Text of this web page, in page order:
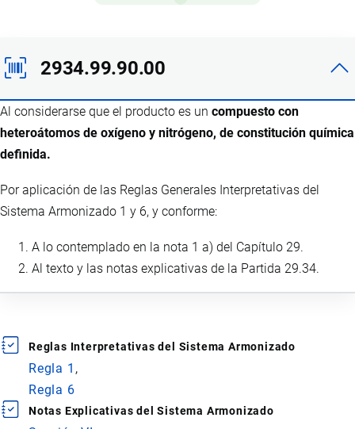
2934.99.90.00
Al considerarse que el producto es un compuesto con
heteroátomos de oxígeno y nitrógeno, de constitución química
definida.
Por aplicación de las Reglas Generales Interpretativas del
Sistema Armonizado 1 y 6, y conforme:
A lo contemplado en la nota 1 a) del Capítulo 29.
Al texto y las notas explicativas de la Partida 29.34.
Reglas Interpretativas del Sistema Armonizado
Regla 1
Regla 6
Notas Explicativas del Sistema Armonizado